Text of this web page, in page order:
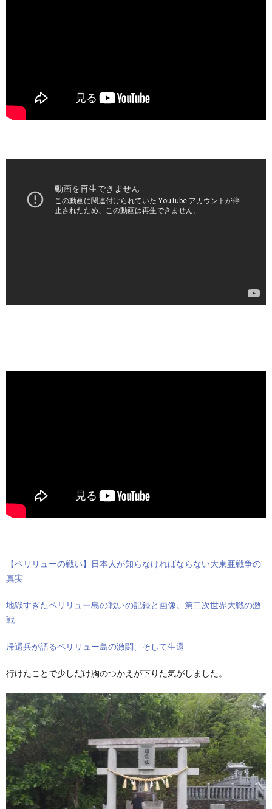
【ペリリューの戦い】日本人が知らなければならない大東亜戦争の
真実
地獄すぎたペリリュー島の戦いの記録と画像。第二次世界大戦の激
戦
帰還兵が語るペリリュー島の激闘、そして生還
行けたことで少しだけ胸のつかえが下りた気がしました。